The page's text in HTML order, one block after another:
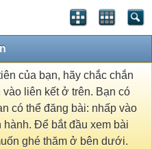
của bạn, hãy chắc chắn
vào liên kết ở trên. Bạn có
có thể đăng bài: nhấp vào
hành. Để bắt đầu xem bài
ghé thăm ở bên dưới.